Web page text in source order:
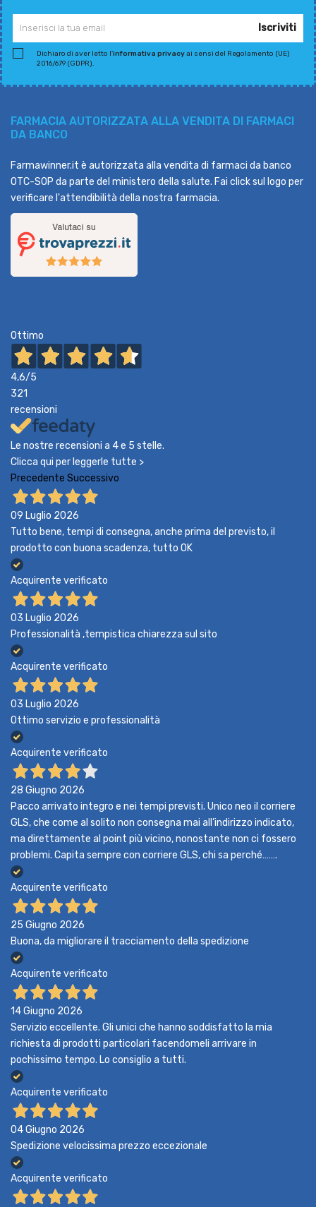
Iscriviti
Dichiaro di aver letto l'informativa privacyai sensi del Regolamento (UE)
2016/679 (GDPR).
FARMACIA AUTORIZZATA ALLA VENDITA DI FARMACI
DA BANCO
Farmawinner.it è autorizzata alla vendita di farmaci da banco
OTC-SOP da parte del ministero della salute. Fai click sul logo per
verificare l'attendibilità della nostra farmacia.
Ottimo
4,6/5
321
recensioni
Le nostre recensioni a 4 e 5 stelle.
Clicca qui per leggerle tutte >
Precedente Successivo
09 Luglio 2026
Tutto bene, tempi di consegna, anche prima del previsto, il
prodotto con buona scadenza, tutto OK
Acquirente verificato
03 Luglio 2026
Professionalità ,tempistica chiarezza sul sito
Acquirente verificato
03 Luglio 2026
Ottimo servizio e professionalità
Acquirente verificato
28 Giugno 2026
Pacco arrivato integro e nei tempi previsti. Unico neo il corriere
GLS, che come al solito non consegna mai all’indirizzo indicato,
ma direttamente al point più vicino, nonostante non ci fossero
problemi. Capita sempre con corriere GLS, chi sa perché…….
Acquirente verificato
25 Giugno 2026
Buona, da migliorare il tracciamento della spedizione
Acquirente verificato
14 Giugno 2026
Servizio eccellente. Gli unici che hanno soddisfatto la mia
richiesta di prodotti particolari facendomeli arrivare in
pochissimo tempo. Lo consiglio a tutti.
Acquirente verificato
04 Giugno 2026
Spedizione velocissima prezzo eccezionale
Acquirente verificato